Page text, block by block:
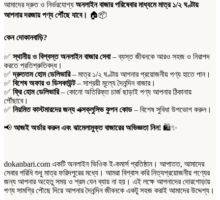
quantity
আমাদের দ্রুত ও নির্ভরযোগ্য অনলাইন বাজার পরিষেবার মাধ্যমে মাত্র ১/২ ঘণ্টায়
আপনার দরজায় পণ্য পৌঁছে যাবে। 🏠📦
কেন দোকানবাড়ি?
✅স্থানীয় ও বিশ্বস্ত অনলাইন বাজার সেবা– ব্যস্ত জীবনকে আরও সহজ ও নিরাপদ
করতে প্রতিশ্রুতিবদ্ধ।
✅দ্রুততম হোম ডেলিভারি– মাত্র ১/২ ঘণ্টায় আপনার প্রয়োজনীয় পণ্য হাতে পান।
✅ বিশেষ অফার ও ডিসকাউন্ট– সাশ্রয়ী মূল্যে দৈনন্দিন বাজার।
✅ ফ্রি হোম ডেলিভারি– কোনো অতিরিক্ত চার্জ ছাড়াই পণ্য আপনার ঠিকানায়
পৌঁছাবে।
✅ নিয়মিত কাস্টমারদের জন্য এক্সক্লুসিভ কুপন কোড– বিশেষ সুবিধা উপভোগ করুন।
📢 আজই অর্ডার করুন এবং ঝামেলামুক্ত বাজারের অভিজ্ঞতা নিন! 🛍️✨
dokanbari.com একটি অনলাইন ভিওিক ই-কমার্স প্রতিষ্ঠান। আপাতত, আমাদের
সেবার পরিধি শুধু মাত্র ফরিদপুরের মধ্যে। আমরা বিশ্বাস করি নিত্যপ্রয়োজনীয় পণ্যের
জন্য আপনার অহেতু সময় ও শ্রম যেন ব্যায় না হয়। এই লক্ষে আপনাদের দোরগোড়ায়
পণ্য সামগ্রি পৌছে দিয়ে আপনার দৈনন্দিন জীবনকে একটু সহজ করাই আমাদের উদ্দেশ্য।